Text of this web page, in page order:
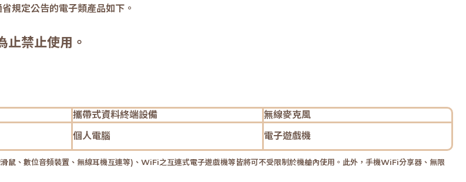
規定公告的電子類產品如下。
止禁止使用。
攜帶式資料終端設備
無線麥克風
個人電腦 電子遊戲機
、數位音頻裝置、無線耳機互連等)、WiFi之互連式電子遊戲機等皆將可不受限制於機艙內使用。此外，手機WiFi分享器、無限